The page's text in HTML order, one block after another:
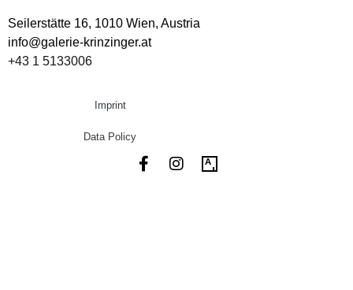
Seilerstätte 16, 1010 Wien, Austria
info@galerie-krinzinger.at
+43 1 5133006
Imprint
Data Policy